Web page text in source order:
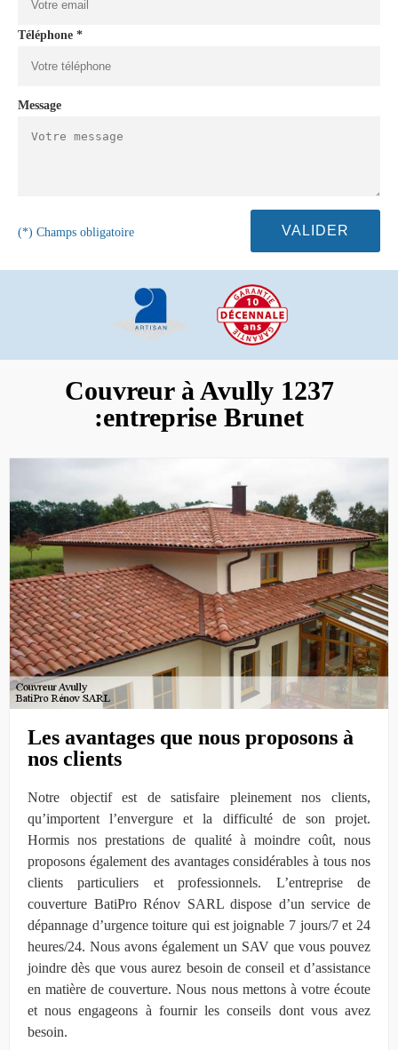
Téléphone *
Message
(*) Champs obligatoire
Couvreur à Avully 1237
:entreprise Brunet
Les avantages que nous proposons à
nos clients
Notre objectif est de satisfaire pleinement nos clients,
qu’importent l’envergure et la difficulté de son projet.
Hormis nos prestations de qualité à moindre coût, nous
proposons également des avantages considérables à tous nos
clients particuliers et professionnels. L’entreprise de
couverture BatiPro Rénov SARL dispose d’un service de
dépannage d’urgence toiture qui est joignable 7 jours/7 et 24
heures/24. Nous avons également un SAV que vous pouvez
joindre dès que vous aurez besoin de conseil et d’assistance
en matière de couverture. Nous nous mettons à votre écoute
et nous engageons à fournir les conseils dont vous avez
besoin.